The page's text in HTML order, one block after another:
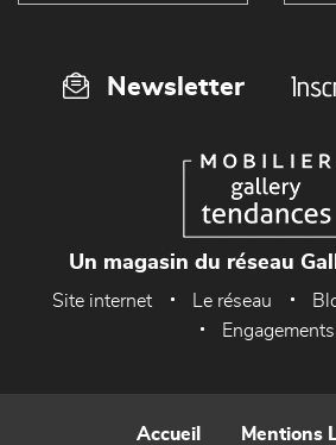
Newsletter
Un magasin du réseau
Site internet Le réseau
Engagements
Accueil Mentions